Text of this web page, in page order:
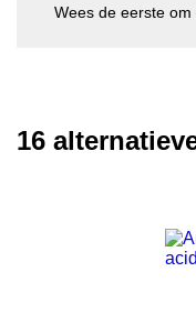
Wees de eerste
16